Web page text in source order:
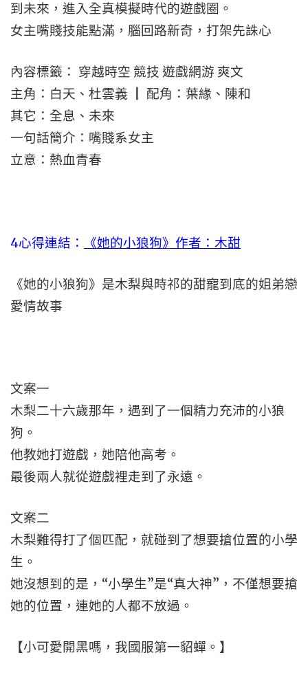
到未來，進入全真模擬時代的遊戲圈。
女主嘴賤技能點滿，腦回路新奇，打架先誅心
內容標籤： 穿越時空 競技 遊戲網游 爽文
主角：白天、杜雲義 ┃ 配角：葉緣、陳和
其它：全息、未來
一句話簡介：嘴賤系女主
立意：熱血青春
4心得連結： 《她的小狼狗》作者：木甜
《她的小狼狗》是木梨與時祁的甜寵到底的姐弟戀
愛情故事
文案一
木梨二十六歲那年，遇到了一個精力充沛的小狼
狗。
他教她打遊戲，她陪他高考。
最後兩人就從遊戲裡走到了永遠。
文案二
木梨難得打了個匹配，就碰到了想要搶位置的小學
生。
她沒想到的是，“小學生”是“真大神”，不僅想要搶
她的位置，連她的人都不放過。
【小可愛開黑嗎，我國服第一貂蟬。】